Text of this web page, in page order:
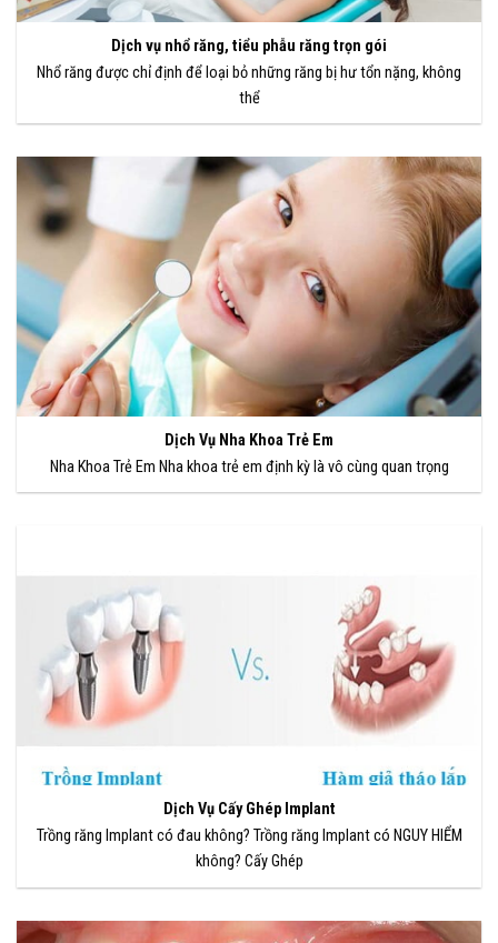
Dịch vụ nhổ răng, tiểu phẫu răng trọn gói
Nhổ răng được chỉ định để loại bỏ những răng bị hư tổn nặng, không
thể
Dịch Vụ Nha Khoa Trẻ Em
Nha Khoa Trẻ Em Nha khoa trẻ em định kỳ là vô cùng quan trọng
Dịch Vụ Cấy Ghép Implant
Trồng răng Implant có đau không? Trồng răng Implant có NGUY HIỂM
không? Cấy Ghép